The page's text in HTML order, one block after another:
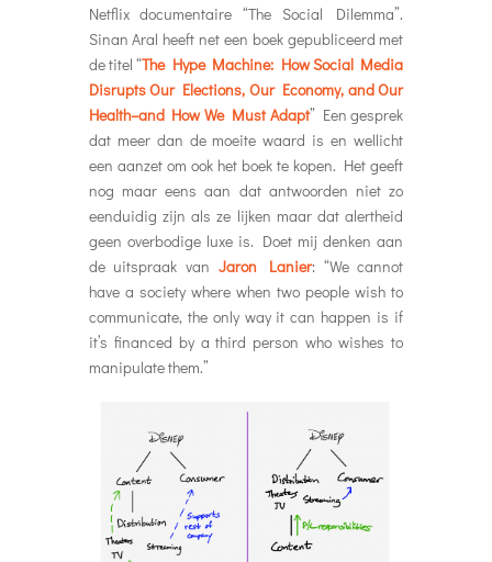
Netflix documentaire “The Social Dilemma”.
Sinan Aral heeft net een boek gepubliceerd met
de titel “The Hype Machine: How Social Media
Disrupts Our Elections, Our Economy, and Our
Health–and How We Must Adapt” Een gesprek
dat meer dan de moeite waard is en wellicht
een aanzet om ook het boek te kopen. Het geeft
nog maar eens aan dat antwoorden niet zo
eenduidig zijn als ze lijken maar dat alertheid
geen overbodige luxe is. Doet mij denken aan
de uitspraak van Jaron Lanier: “We cannot
have a society where when two people wish to
communicate, the only way it can happen is if
it’s financed by a third person who wishes to
manipulate them.”